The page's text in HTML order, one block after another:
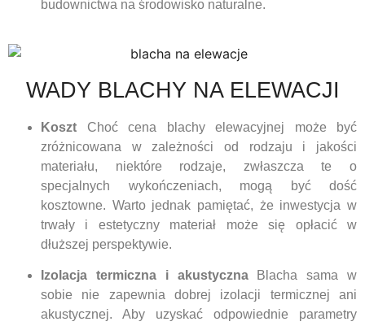
budownictwa na środowisko naturalne.
WADY BLACHY NA ELEWACJI
Koszt Choć cena blachy elewacyjnej może być
zróżnicowana w zależności od rodzaju i jakości
materiału, niektóre rodzaje, zwłaszcza te o
specjalnych wykończeniach, mogą być dość
kosztowne. Warto jednak pamiętać, że inwestycja w
trwały i estetyczny materiał może się opłacić w
dłuższej perspektywie.
Izolacja termiczna i akustycznaBlacha sama w
sobie nie zapewnia dobrej izolacji termicznej ani
akustycznej. Aby uzyskać odpowiednie parametry